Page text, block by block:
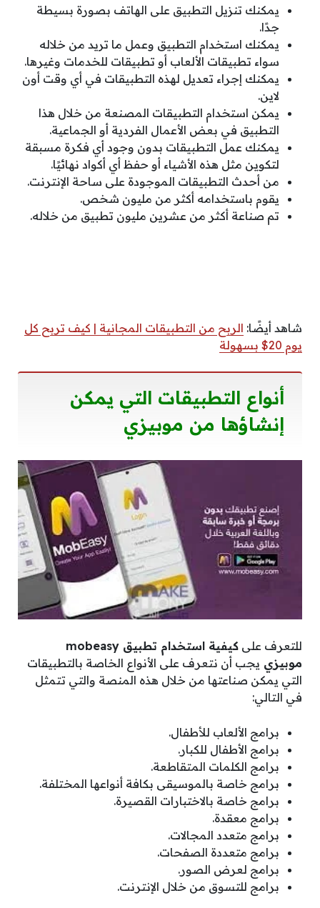
يمكنك تنزيل التطبيق على الهاتف بصورة بسيطة
جدًا.
يمكنك استخدام التطبيق وعمل ما تريد من خلاله
سواء تطبيقات الألعاب أو تطبيقات للخدمات وغيرها.
يمكنك إجراء تعديل لهذه التطبيقات في أي وقت أون
لاين.
يمكن استخدام التطبيقات المصنعة من خلال هذا
التطبيق في بعض الأعمال الفردية أو الجماعية.
يمكنك عمل التطبيقات بدون وجود أي فكرة مسبقة
لتكوين مثل هذه الأشياء أو حفظ أي أكواد نهائيًا.
من أحدث التطبيقات الموجودة على ساحة الإنترنت.
يقوم باستخدامه أكثر من مليون شخص.
تم صناعة أكثر من عشرين مليون تطبيق من خلاله.
شاهد أيضًا: الربح من التطبيقات المجانية | كيف تربح كل
يوم 20$ بسهولة
أنواع التطبيقات التي يمكن
إنشاؤها من موبيزي
للتعرف على
كيفية استخدام تطبيق mobeasy
موبيزي يجب أن نتعرف على الأنواع الخاصة بالتطبيقات
التي يمكن صناعتها من خلال هذه المنصة والتي تتمثل
في التالي:
برامج الألعاب للأطفال.
برامج الأطفال للكبار.
برامج الكلمات المتقاطعة.
برامج خاصة بالموسيقى بكافة أنواعها المختلفة.
برامج خاصة بالاختبارات القصيرة.
برامج معقدة.
برامج متعدد المجالات.
برامج متعددة الصفحات.
برامج لعرض الصور.
برامج للتسوق من خلال الإنترنت.